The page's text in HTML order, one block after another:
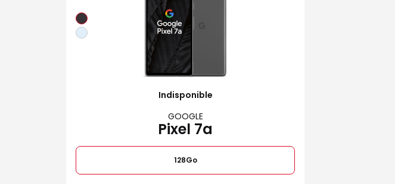
Indisponible
GOOGLE
Pixel 7a
128Go